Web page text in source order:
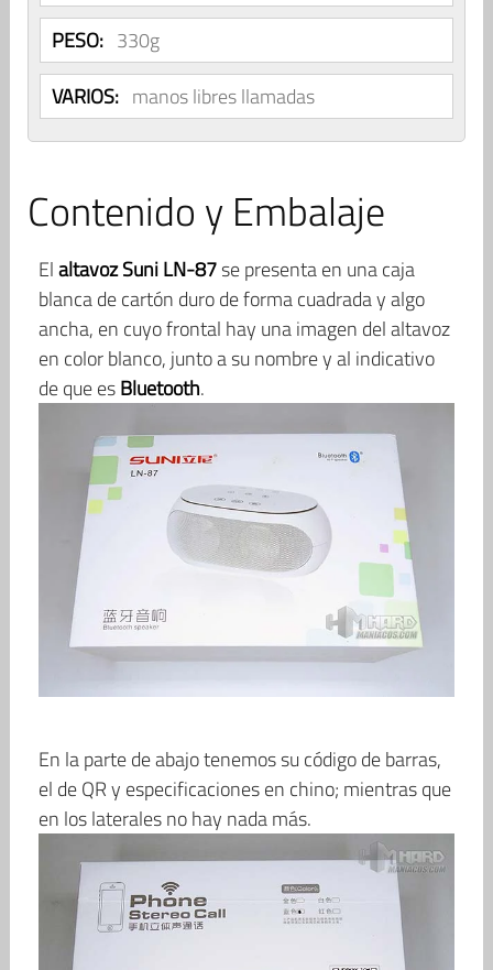
PESO: 330g
VARIOS: manos libres llamadas
Contenido y Embalaje
Elaltavoz Suni LN-87se presenta en una caja
blanca de cartón duro de forma cuadrada y algo
ancha, en cuyo frontal hay una imagen del altavoz
en color blanco, junto a su nombre y al indicativo
de que esBluetooth.
En la parte de abajo tenemos su código de barras,
el de QR y especificaciones en chino; mientras que
en los laterales no hay nada más.